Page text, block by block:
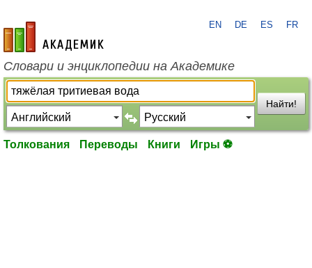
academic.ru
EN DE ES FR
Словари и энциклопедии на Академике
Найти!
Толкования Переводы Книги Игры ⚽